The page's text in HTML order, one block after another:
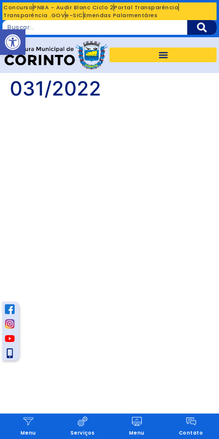
ConcursoPNBA - Audir Blanc Ciclo 2Portal Transparência
Transparência .GOVe-SICEmendas Palarmentáres
031/2022
Menu Serviços Menu Contato
Abrir a barra de ferramentas